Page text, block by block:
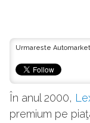
Urmareste Automarket
În anul 2000,
premium pe